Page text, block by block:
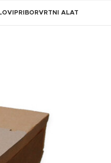
PRIBORVRTNI ALAT